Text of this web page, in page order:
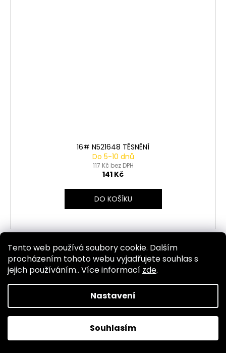
Tento web používá soubory cookie. Dalším
procházením tohoto webu vyjadřujete souhlas s
jejich používáním.. Více informací zde.
Nastavení
Souhlasím
16# N521648 TĚSNĚNÍ
Do 5-10 dnů
117 Kč bez DPH
141 Kč
DO KOŠÍKU